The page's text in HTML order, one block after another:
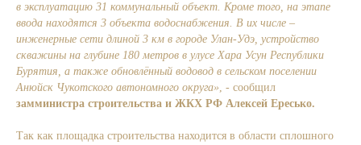
в эксплуатацию 31 коммунальный объект. Кроме того, на этапе
ввода находятся 3 объекта водоснабжения. В их числе –
инженерные сети длиной 3 км в городе Улан-Удэ, устройство
скважины на глубине 180 метров в улусе Хара Усун Республики
Бурятия, а также обновлённый водовод в сельском поселении
Анюйск Чукотского автономного округа», - сообщил
замминистра строительства и ЖКХ РФ Алексей Ересько.
Так как площадка строительства находится в области сплошного